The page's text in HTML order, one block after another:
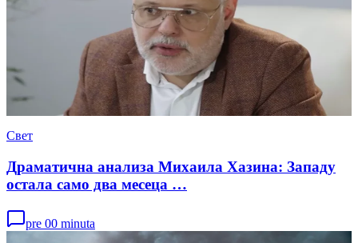
Свет
Драматична анализа Михаила Хазина: Западу
остала само два месеца …
pre 00 minuta